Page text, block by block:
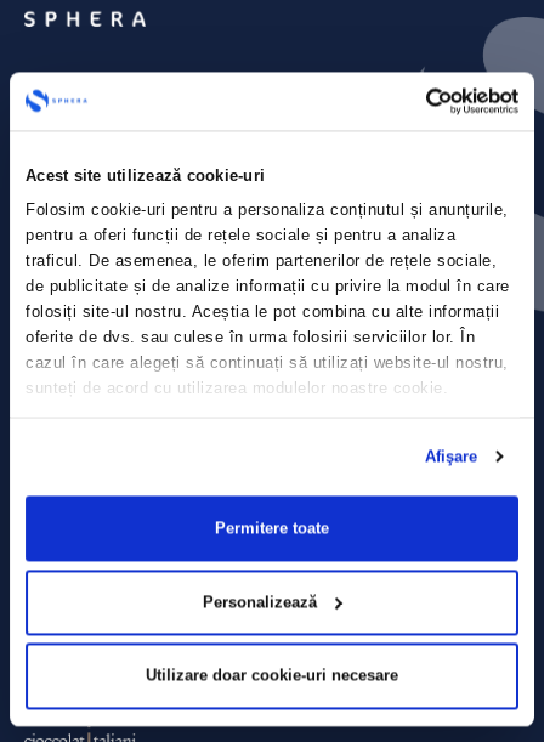
Acest site utilizează cookie-uri
Folosim cookie-uri pentru a personaliza conținutul și anunțurile,
pentru a oferi funcții de rețele sociale și pentru a analiza
traficul. De asemenea, le oferim partenerilor de rețele sociale,
de publicitate și de analize informații cu privire la modul în care
folosiți site-ul nostru. Aceștia le pot combina cu alte informații
oferite de dvs. sau culese în urma folosirii serviciilor lor. În
cazul în care alegeți să continuați să utilizați website-ul nostru,
sunteți de acord cu utilizarea modulelor noastre cookie.
Afişare
Permitere toate
Personalizează
Utilizare doar cookie-uri necesare
Contact
Comunicate de presă
Politica de confidențialitate
Politica de prelucrare a datelor